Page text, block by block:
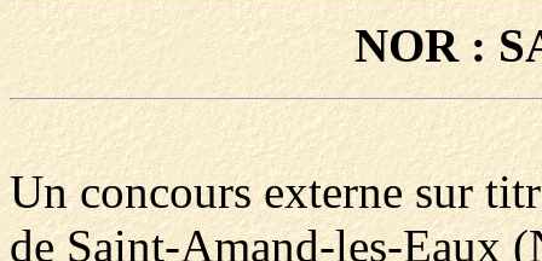
NOR :
Un concours externe sur
de Saint-Amand-les-Eaux